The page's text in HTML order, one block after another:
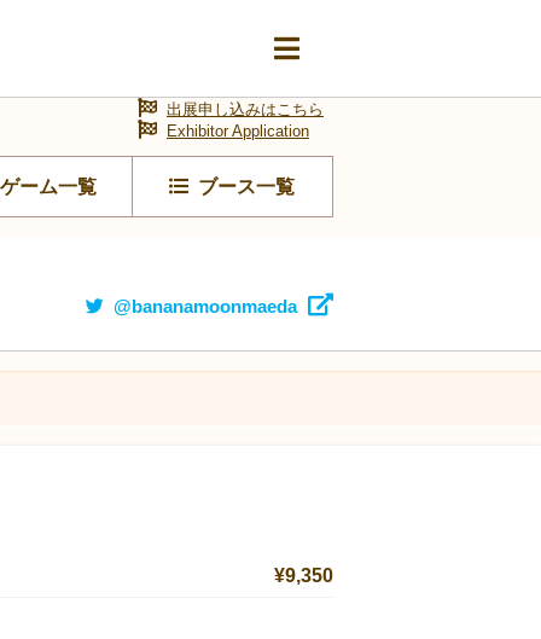
ゲーム一覧 ブース一覧
出展申し込みはこちら
Exhibitor Application
@bananamoonmaeda
¥9,350